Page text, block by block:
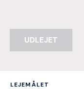
UDLEJET
LEJEMÅLET